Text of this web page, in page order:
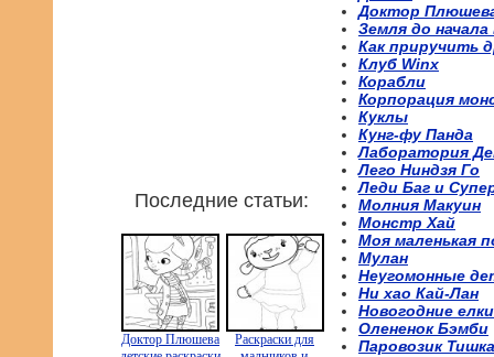
Последние статьи:
Доктор Плюшева
Раскраски для
Доктор
Земля до начала
Как приручить
Клуб Winx
Корабли
Корпорация
Куклы
Кунг-фу Панда
Лаборатория
Лего Ниндзя Го
Леди Баг и
Молния Макуин
Монстр Хай
Моя маленькая
Мулан
Неугомонные
Ни хао Кай-Лан
Новогодние елки
Олененок Бэмби
Паровозик Тишка